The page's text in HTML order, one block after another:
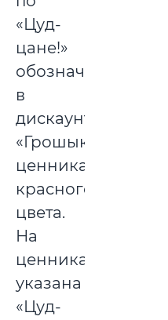
«Цуд-
цане!»
обозначены
в
дискаунтерах
«Грошык»
ценниками
красного
цвета.
На
ценниках
указана
«Цуд-